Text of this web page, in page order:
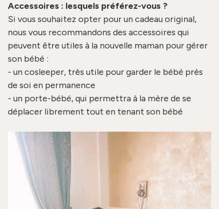
Accessoires : lesquels préférez-vous ?
Si vous souhaitez opter pour un cadeau original,
nous vous recommandons des accessoires qui
peuvent être utiles à la nouvelle maman pour gérer
son bébé :
- uncosleeper, très utile pour garder le bébé près
de soi en permanence
- un porte-bébé, qui permettra à la mère de se
déplacer librement tout en tenant son bébé